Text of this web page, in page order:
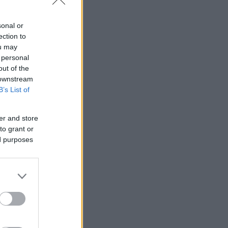
or
to
may
of the
List of
and store
grant or
purposes